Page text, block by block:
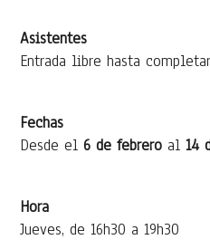
Asistentes
Entrada libre hasta
Fechas
Desde el6 de febrero al14
Hora
Jueves, de 16h30 a 19h30